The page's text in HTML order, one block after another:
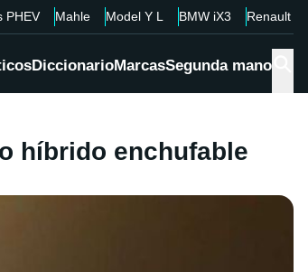
PHEV Mahle Model Y L BMW iX3 Renault
DiccionarioMarcasSegunda mano
híbrido enchufable